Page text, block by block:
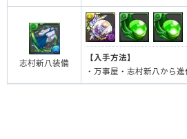
志村新八装備
【入手方法】
・万事屋・志村新八から進